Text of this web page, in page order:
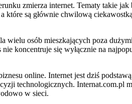
zmierza internet. Tematy takie
które są głównie chwilową
wielu osób mieszkających poza
koncentruje się wyłącznie na
online. Internet jest dziś
technologicznych. Internat.com.pl
w sieci.